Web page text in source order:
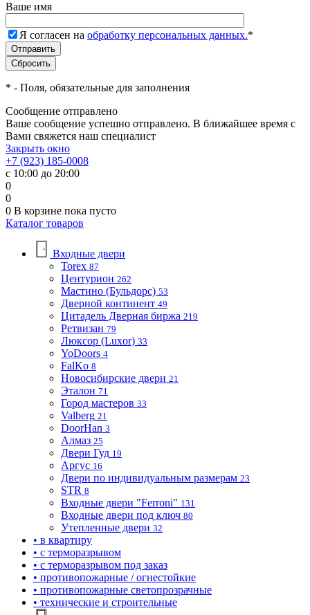
Ваше имя
Я согласен на обработку персональных данных.*
* - Поля, обязательные для заполнения
Сообщение отправлено
Ваше сообщение успешно отправлено. В ближайшее время с
Вами свяжется наш специалист
Закрыть окно
+7 (923) 185-0008
с 10:00 до 20:00
0
0
0 В корзине пока пусто
Каталог товаров
Входные двери
Torex 87
Центурион 262
Мастино (Бульдорс) 53
Дверной континент 49
Цитадель Дверная биржа 219
Ретвизан 79
Люксор (Luxor) 33
YoDoors 4
FalKo 8
Новосибирские двери 21
Эталон 71
Город мастеров 33
Valberg 21
DoorHan 3
Алмаз 25
Двери Гуд 19
Аргус 16
Двери по индивидуальным размерам 23
STR 8
Входные двери "Ferroni" 131
Входные двери под ключ 80
Утепленные двери 32
• в квартиру
• с терморазрывом
• с терморазрывом под заказ
• противопожарные / огнестойкие
• противопожарные светопрозрачные
• технические и строительные